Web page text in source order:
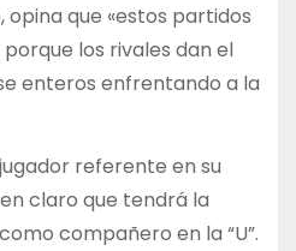
opina que «estos partidos
los rivales dan el
enteros enfrentando a la
referente en su
claro que tendrá la
compañero en la “U”.